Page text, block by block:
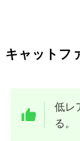
キャットフ
低レ
る。